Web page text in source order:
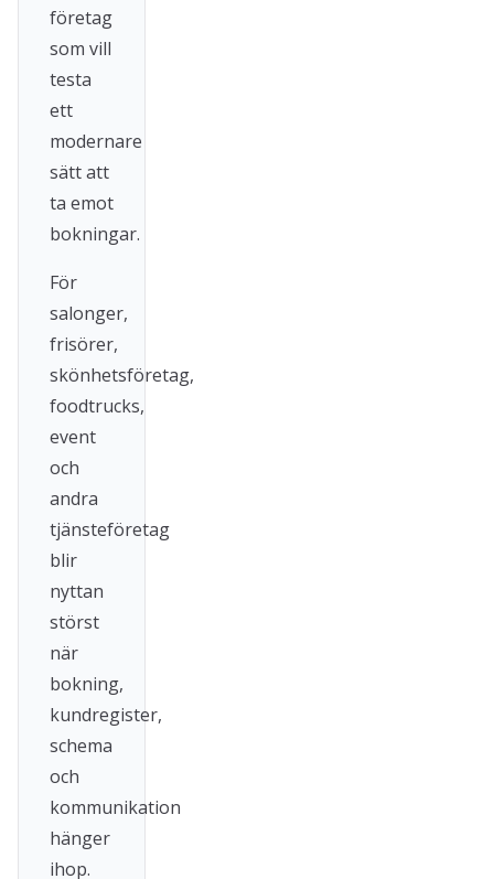
företag
som vill
testa
ett
modernare
sätt att
ta emot
bokningar.
För
salonger,
frisörer,
skönhetsföretag,
foodtrucks,
event
och
andra
tjänsteföretag
blir
nyttan
störst
när
bokning,
kundregister,
schema
och
kommunikation
hänger
ihop.